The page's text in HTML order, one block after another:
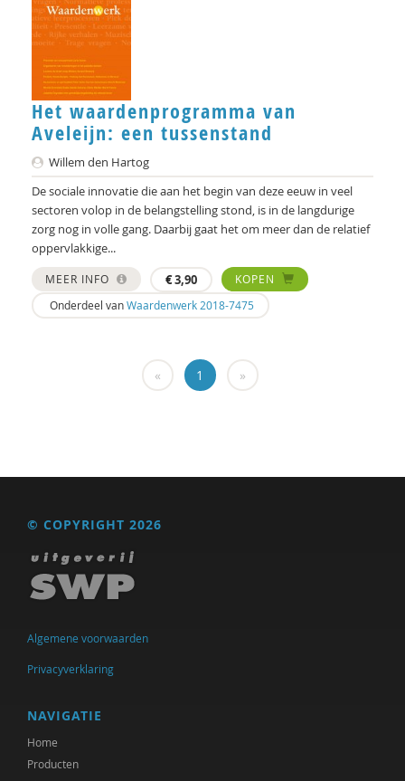
Hein Bokern
Frits Bolkestein
Antoinette Bolscher
Marij Bontemps-Hommen
Ben Boog
Gustaaf Bos
Richard Brons
Mark Coeckelbergh
Job Cohen
Marjon de Boer-Bruggink
Anettte de Valk
Maurice de van der Schueren
Ineke de Vries
Govert- Jan de Vrieze
Otto Dellemann
Gerda van Dijk
Josje Dikkers
Het waardenprogramma van
Aveleijn: een tussenstand
Willem den Hartog
De sociale innovatie die aan het begin van deze eeuw in veel
sectoren volop in de belangstelling stond, is in de langdurige
zorg nog in volle gang. Daarbij gaat het om meer dan de relatief
oppervlakkige...
MEER INFO €3,90
KOPEN
Onderdeel vanWaardenwerk 2018-7475
« 1 »
© COPYRIGHT 2026
Algemene voorwaarden
Privacyverklaring
NAVIGATIE
Home
Producten